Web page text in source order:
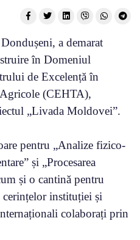
a demarat
în Domeniul
de Excelență în
(CEHTA),
„Livada Moldovei”.
pentru „Analize fizico-
și „Procesarea
și o cantină pentru
instituției și
colaborați prin